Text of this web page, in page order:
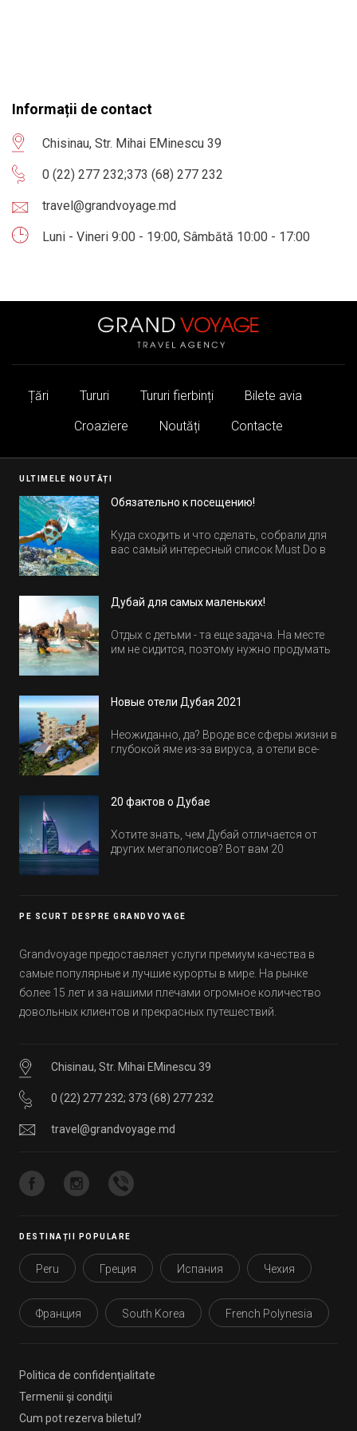
Informații de contact
Chisinau, Str. Mihai EMinescu 39
0 (22) 277 232;373 (68) 277 232
travel@grandvoyage.md
Luni - Vineri 9:00 - 19:00, Sâmbătă 10:00 - 17:00
Țări Tururi Tururi fierbinți
Bilete avia
Croaziere
Noutăți Contacte
ULTIMELE NOUTĂȚI
Обязательно к посещению!
Куда сходить и что сделать, собрали для
вас самый интересный список Must Do в
Дубай для самых маленьких!
Отдых с детьми - та еще задача. На месте
им не сидится, поэтому нужно продумать
Новые отели Дубая 2021
Неожиданно, да? Вроде все сферы жизни в
глубокой яме из-за вируса, а отели все-
обычно на первые заезды дают промо-
20 фактов о Дубае
Хотите знать, чем Дубай отличается от
других мегаполисов? Вот вам 20
PE SCURT DESPRE GRANDVOYAGE
Grandvoyage предоставляет услуги премиум качества в
самые популярные и лучшие курорты в мире. На рынке
более 15 лет и за нашими плечами огромное количество
довольных клиентов и прекрасных путешествий.
Chisinau, Str. Mihai EMinescu 39
0 (22) 277 232; 373 (68) 277 232
travel@grandvoyage.md
DESTINAȚII POPULARE
Peru Греция Испания Чехия
Франция South Korea French Polynesia
Politica de confidenţialitate
Termenii şi condiţii
Cum pot rezerva biletul?